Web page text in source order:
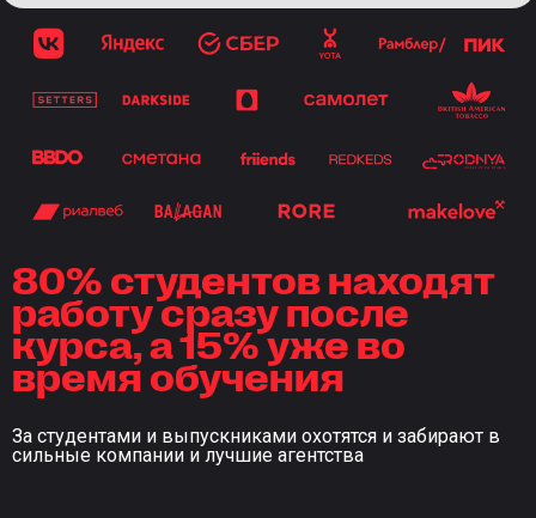
80% студентов находят
работу сразу после
курса, а 15% уже во
время обучения
За студентами и выпускниками охотятся и забирают в
сильные компании и лучшие агентства